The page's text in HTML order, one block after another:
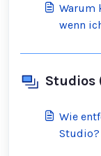
Warum
wenn
Studios
Wie
Studio?